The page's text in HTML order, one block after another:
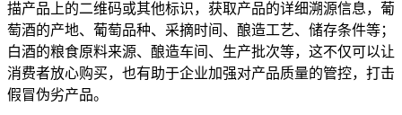
描产品上的二维码或其他标识，获取产品的详细溯源信息，葡
萄酒的产地、葡萄品种、采摘时间、酿造工艺、储存条件等；
白酒的粮食原料来源、酿造车间、生产批次等，这不仅可以让
消费者放心购买，也有助于企业加强对产品质量的管控，打击
假冒伪劣产品。